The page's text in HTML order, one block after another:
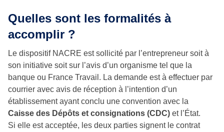
Quelles sont les formalités à
accomplir ?
Le dispositif NACRE est sollicité par l’entrepreneur soit à
son initiative soit sur l’avis d’un organisme tel que la
banque ou France Travail. La demande est à effectuer par
courrier avec avis de réception à l’intention d’un
établissement ayant conclu une convention avec la
Caisse des Dépôts et consignations (CDC) et l’État.
Si elle est acceptée, les deux parties signent le contrat